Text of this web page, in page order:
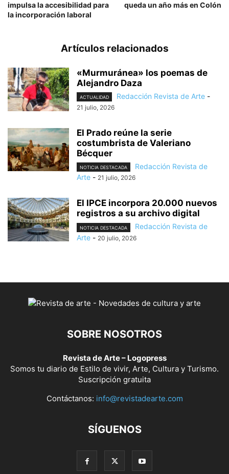
impulsa la accesibilidad para
la incorporación laboral
queda un año más en Colón
Artículos relacionados
«Murmuránea» los poemas de
Alejandro Daza
ACTUALIDAD Redacción Revista de Arte -
21 julio, 2026
El Prado reúne la serie
costumbrista de Valeriano
Bécquer
NOTICIA DESTACADA
Redacción Revista de
Arte - 21 julio, 2026
El IPCE incorpora 20.000 nuevos
registros a su archivo digital
NOTICIA DESTACADA
Redacción Revista de
Arte - 20 julio, 2026
SOBRE NOSOTROS
Revista de Arte – Logopress
Somos tu diario de Estilo de vivir, Arte, Cultura y Turismo.
Suscripción gratuita
Contáctanos: info@revistadearte.com
SÍGUENOS